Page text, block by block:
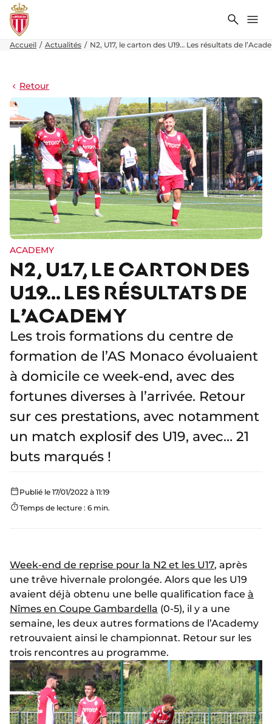
Accueil Actualités N2, U17, le carton des U19… Les résultats de
Retour
ACADEMY
N2, U17, LE CARTON DES
U19… LES RÉSULTATS DE
L’ACADEMY
Les trois formations du centre de
formation de l’AS Monaco évoluaient
à domicile ce week-end, avec des
fortunes diverses à l’arrivée. Retour
sur ces prestations, avec notamment
un match explosif des U19, avec… 21
buts marqués !
Publié le 17/01/2022 à 11:19
Temps de lecture : 6 min.
Week-end de reprise pour la N2 et les U17, après
une trêve hivernale prolongée. Alors que les U19
avaient déjà obtenu une belle qualification face à
Nîmes en Coupe Gambardella (0-5), il y a une
semaine, les deux autres formations de l’Academy
retrouvaient ainsi le championnat. Retour sur les
trois rencontres au programme.